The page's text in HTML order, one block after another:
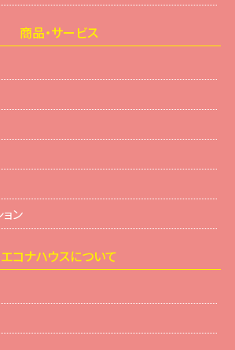
商品・サービス
ン
エコナハウスについて